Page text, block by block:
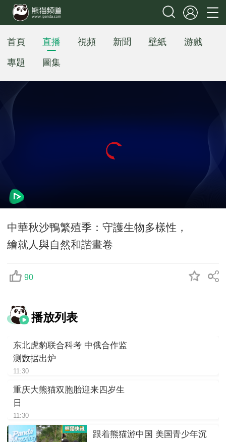
首頁 直播 視頻 新聞 壁紙
游戲
專題
圖集
中華秋沙鴨繁殖季：守護生物多樣性，
繪就人與自然和諧畫卷
90
播放列表
东北虎豹联合科考 中俄合作监
测数据出炉
11:30
重庆大熊猫双胞胎迎来四岁生
日
11:30
跟着熊猫游中国 美国青少年沉